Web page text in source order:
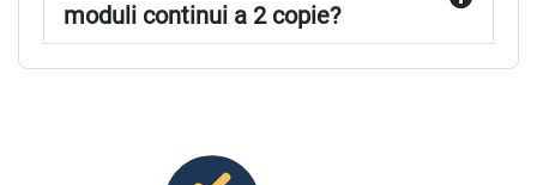
moduli continui a 2 copie?